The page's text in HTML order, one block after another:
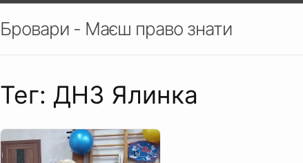
Бровари - Маєш право знати
Тег: ДНЗ Ялинка